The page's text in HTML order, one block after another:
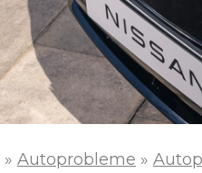
» Autoprobleme »